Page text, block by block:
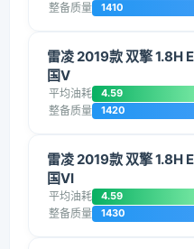
整备质量 1410
雷凌 2019款 双擎 1.8H
国V
平均油耗 4.59
整备质量 1420
雷凌 2019款 双擎 1.8H
国VI
平均油耗 4.59
整备质量 1430